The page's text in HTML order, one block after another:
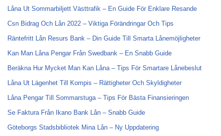
Låna Ut Sommarbiljett Västtrafik – En Guide För Enklare Resande
Csn Bidrag Och Lån 2022 – Viktiga Förändringar Och Tips
Räntefritt Lån Resurs Bank – Din Guide Till Smarta Lånemöjligheter
Kan Man Låna Pengar Från Swedbank – En Snabb Guide
Beräkna Hur Mycket Man Kan Låna – Tips För Smartare Lånebeslut
Låna Ut Lägenhet Till Kompis – Rättigheter Och Skyldigheter
Låna Pengar Till Sommarstuga – Tips För Bästa Finansieringen
Se Faktura Från Ikano Bank Lån – Snabb Guide
Göteborgs Stadsbibliotek Mina Lån – Ny Uppdatering